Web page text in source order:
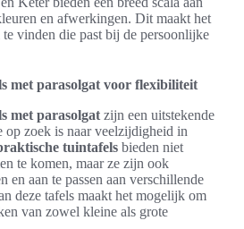
en afwerkingen. Dit maakt het
vinden die past bij de persoonlijke
met parasolgat voor flexibiliteit
met parasolgat zijn een uitstekende
op zoek is naar veelzijdigheid in
tuintafels bieden niet
te komen, maar ze zijn ook
en aan te passen aan verschillende
deze tafels maakt het mogelijk om
van zowel kleine als grote